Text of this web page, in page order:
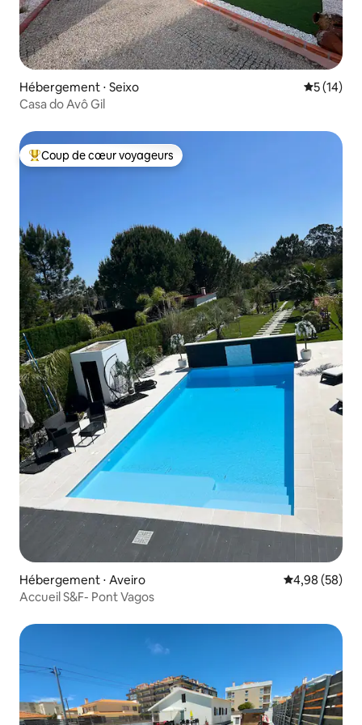
Hébergement ⋅ Seixo
5 (14)
Casa do Avô Gil
Coups de cœur voyageurs les plus appréciés
Coup de cœur voyageurs
Hébergement ⋅ Aveiro Évaluation
4,98 (58)
Accueil S&F- Pont Vagos